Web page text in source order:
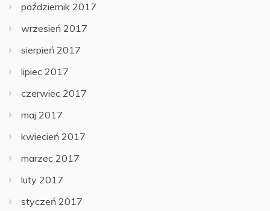
październik 2017
wrzesień 2017
sierpień 2017
lipiec 2017
czerwiec 2017
maj 2017
kwiecień 2017
marzec 2017
luty 2017
styczeń 2017